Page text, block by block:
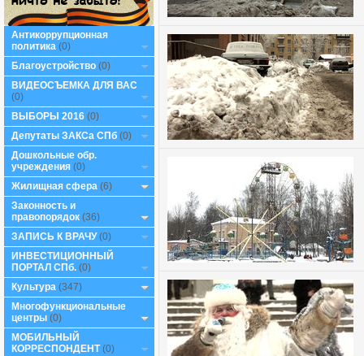
Антикоррупционная
политика (0)
Благоустройство (0)
ВИДЕОСЪЕМКА ДЛЯ ВАС
(0)
ВЫБОРЫ 2016 (0)
Депутаты ЗАКСа СПб (0)
Дошкольные обр.
учреждения (0)
Жилищная сфера (6)
Законность и
правопорядок (36)
ЗАПИСЬ К ВРАЧУ(0)
ИНВЕСТИЦИОННЫЙ
ПОРТАЛ СПб. (0)
Культура (347)
Многофункциональные
центры (0)
МОБИЛЬНЫЙ
КОРРЕСПОНДЕНТ(0)